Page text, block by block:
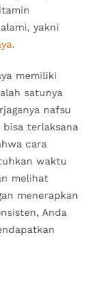
yakni
.
memiliki
satunya
nafsu
terlaksana
cara
waktu
melihat
menerapkan
Anda